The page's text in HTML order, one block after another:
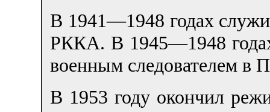
В 1941—1948 годах
РККА. В 1945—1948
военным следователем в
В 1953 году окончил